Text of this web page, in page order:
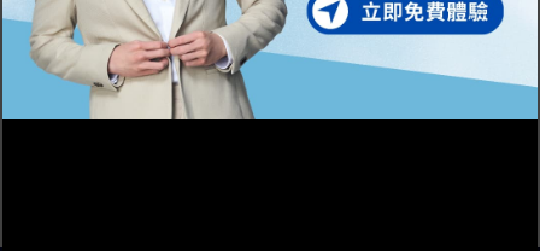
分鐘，無須麻醉，僅有微暖感。
- 術後護理：做完即走，可立即上班。只
需注意 24 小時內避免極熱或辛辣食物，